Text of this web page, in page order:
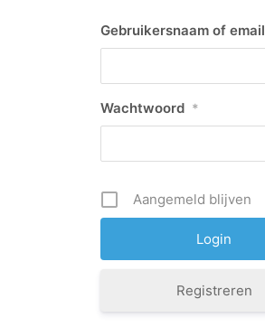
Gebruikersnaam of email
Wachtwoord *
Aangemeld blijven
Registreren